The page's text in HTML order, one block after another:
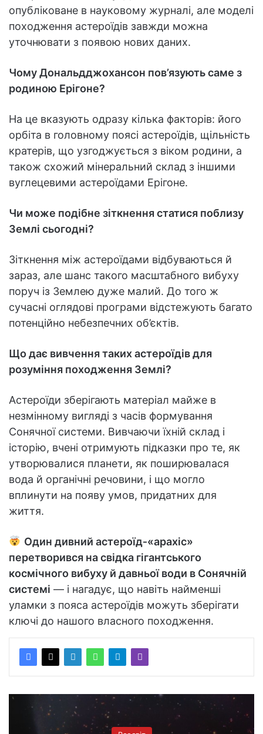
опубліковане в науковому журналі, але моделі
походження астероїдів завжди можна
уточнювати з появою нових даних.
Чому Дональдджохансон пов’язують саме з
родиною Ерігоне?
На це вказують одразу кілька факторів: його
орбіта в головному поясі астероїдів, щільність
кратерів, що узгоджується з віком родини, а
також схожий мінеральний склад з іншими
вуглецевими астероїдами Ерігоне.
Чи може подібне зіткнення статися поблизу
Землі сьогодні?
Зіткнення між астероїдами відбуваються й
зараз, але шанс такого масштабного вибуху
поруч із Землею дуже малий. До того ж
сучасні оглядові програми відстежують багато
потенційно небезпечних об’єктів.
Що дає вивчення таких астероїдів для
розуміння походження Землі?
Астероїди зберігають матеріал майже в
незмінному вигляді з часів формування
Сонячної системи. Вивчаючи їхній склад і
історію, вчені отримують підказки про те, як
утворювалися планети, як поширювалася
вода й органічні речовини, і що могло
вплинути на появу умов, придатних для
життя.
Один дивний астероїд‑«арахіс»
перетворився на свідка гігантського
космічного вибуху й давньої води в Сонячній
системі — і нагадує, що навіть найменші
уламки з пояса астероїдів можуть зберігати
ключі до нашого власного походження.